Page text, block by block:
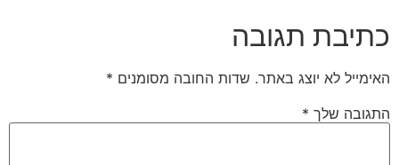
כתיבת תגובה
האימייל לא יוצג באתר. שדות החובה מסומנים *
התגובה שלך *